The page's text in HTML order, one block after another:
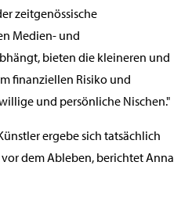
zeitgenössische
Medien- und
bieten die kleineren und
finanziellen Risiko und
und persönliche Nischen."
ergebe sich tatsächlich
dem Ableben, berichtet Anna